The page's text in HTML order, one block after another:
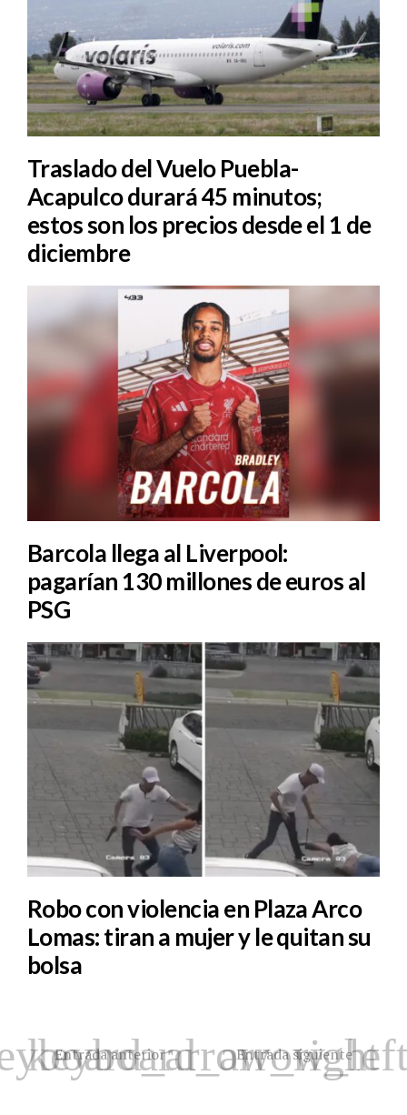
Traslado del Vuelo Puebla-
Acapulco durará 45 minutos;
estos son los precios desde el 1 de
diciembre
Barcola llega al Liverpool:
pagarían 130 millones de euros al
PSG
Robo con violencia en Plaza Arco
Lomas: tiran a mujer y le quitan su
bolsa
Entrada anterior Entrada siguiente